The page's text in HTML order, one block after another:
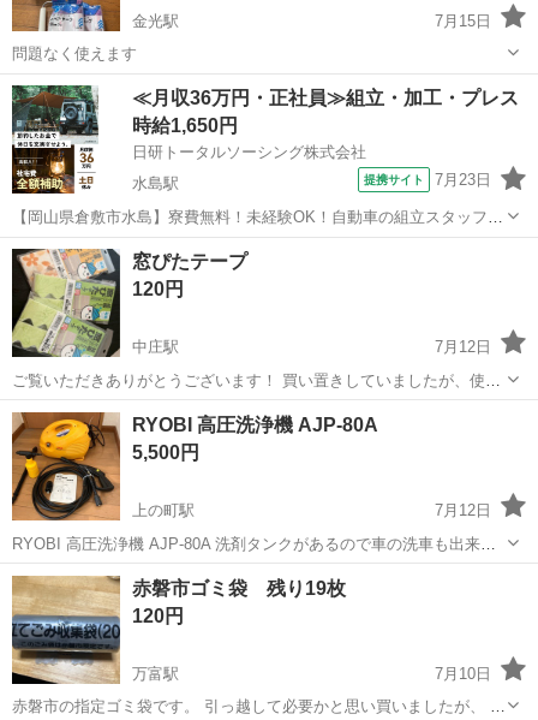
金光駅
7月15日
問題なく使えます
岡山 浅口市 金光駅 掃除用具
≪月収36万円・正社員≫組立・加工・プレス
時給1,650円
日研トータルソーシング株式会社
水島駅
提携サイト 7月23日
【岡山県倉敷市水島】寮費無料！未経験OK！自動車の組立スタッフ
《お仕事No.NS0089》 お仕事について 車の組立作業です。専用レール
に乗って流れてくる車の骨組みに、車内外の各部品・ハンドル・足回
り・ドア・シートなどの各...
岡山 倉敷市 水島駅 その他
窓ぴたテープ
120円
中庄駅
7月12日
ご覧いただきありがとうございます！ 買い置きしていましたが、使用
しなかったため未開封のまままとめてお譲りします。 窓の結露対策
や、貼って可愛いインテリアのアクセントにいかがでしょうか？ ■ 内
容 • 商品名： 窓ぴたテープ...
岡山 倉敷市 中庄駅 掃除用具
RYOBI 高圧洗浄機 AJP-80A
5,500円
上の町駅
7月12日
RYOBI 高圧洗浄機 AJP-80A 洗剤タンクがあるので車の洗車も出来ま
す。 中古品のため使用感、傷あります。 付属品は写真がすべてです。
納得された方は ノークレームノーリターンでお願いします。
岡山 倉敷市 上の町駅 掃除用具
赤磐市ゴミ袋 残り19枚
120円
万富駅
7月10日
赤磐市の指定ゴミ袋です。 引っ越して必要かと思い買いましたが、 特